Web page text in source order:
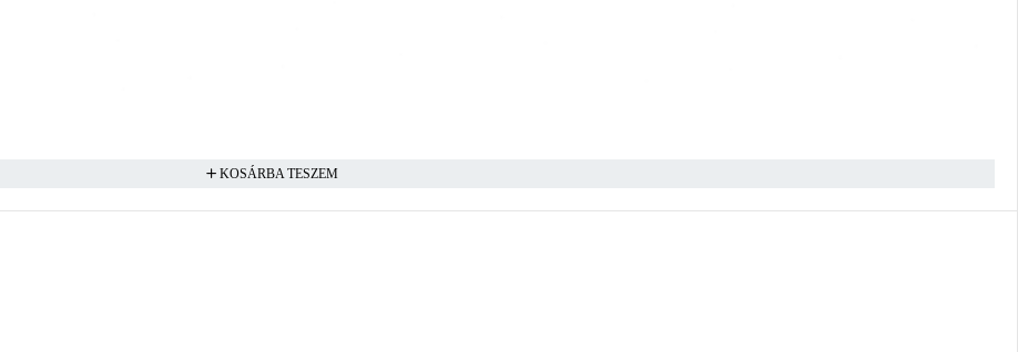
KOSÁRBA TESZEM